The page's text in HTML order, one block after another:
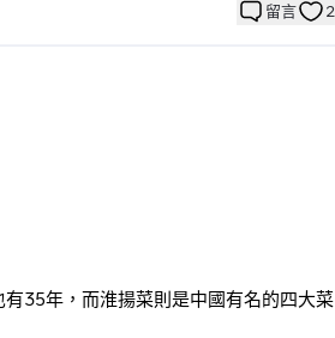
留言 2
35年，而淮揚菜則是中國有名的四大菜